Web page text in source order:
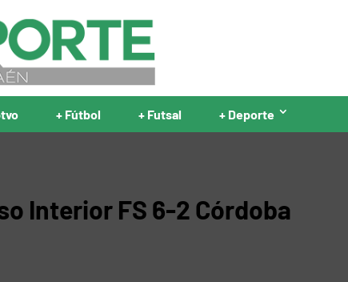
+ Fútbol + Futsal + Deporte
Interior FS 6-2 Córdoba